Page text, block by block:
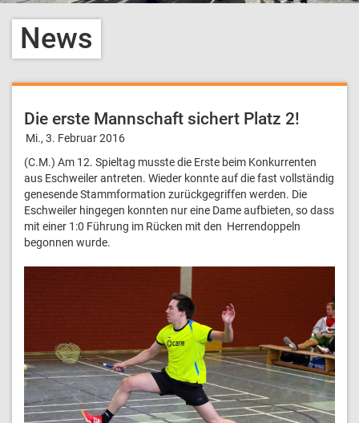
News
Die erste Mannschaft sichert Platz 2!
Mi., 3. Februar 2016
(C.M.) Am 12. Spieltag musste die Erste beim Konkurrenten
aus Eschweiler antreten. Wieder konnte auf die fast vollständig
genesende Stammformation zurückgegriffen werden. Die
Eschweiler hingegen konnten nur eine Dame aufbieten, so dass
mit einer 1:0 Führung im Rücken mit den Herrendoppeln
begonnen wurde.